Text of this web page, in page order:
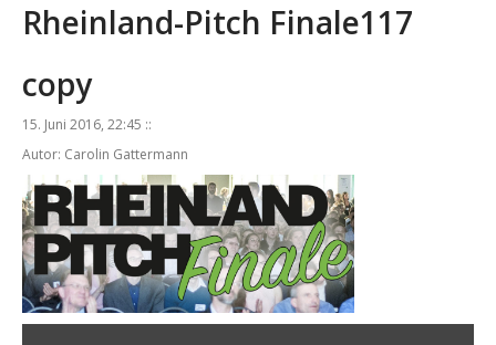
Rheinland-Pitch Finale117
copy
15. Juni 2016, 22:45 ::
Autor: Carolin Gattermann